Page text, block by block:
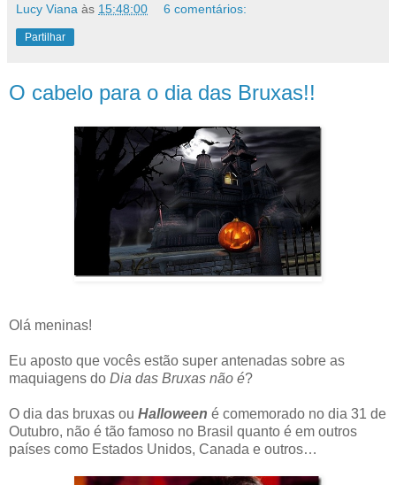
Lucy Viana às 15:48:00 6 comentários:
Partilhar
O cabelo para o dia das Bruxas!!
Olá meninas!
Eu aposto que vocês estão super antenadas sobre as
maquiagens do Dia das Bruxas não é?
O dia das bruxas ou Halloween é comemorado no dia 31 de
Outubro, não é tão famoso no Brasil quanto é em outros
países como Estados Unidos, Canada e outros…